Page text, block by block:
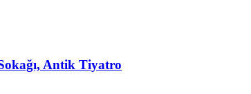
Antik Tiyatro